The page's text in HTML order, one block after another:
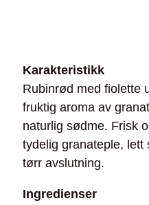
Karakteristikk
Rubinrød med fiolette
fruktig aroma av
naturlig sødme. Frisk
tydelig granateple, lett
tørr avslutning.
Ingredienser